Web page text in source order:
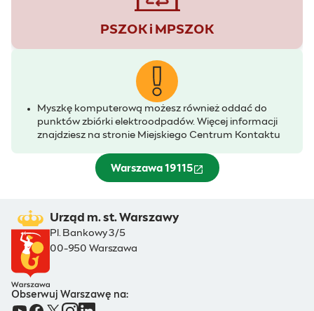
PSZOK i MPSZOK
Myszkę komputerową możesz również oddać do
punktów zbiórki elektroodpadów. Więcej informacji
znajdziesz na stronie Miejskiego Centrum Kontaktu
Warszawa 19115
(otwiera się w nowym oknie)
Urząd m. st. Warszawy
Pl. Bankowy 3/5
00-950 Warszawa
Obserwuj Warszawę na: